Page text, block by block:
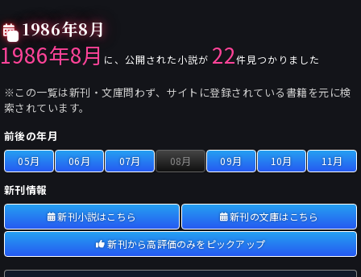
1986年8月
1986年8月 に、公開された小説が 22件見つかりました
※この一覧は新刊・文庫問わず、サイトに登録されている書籍を元に検
索されています。
前後の年月
05月 06月 07月 08月 09月 10月 11月
新刊情報
新刊小説はこちら
新刊の文庫はこちら
新刊から高評価のみをピックアップ